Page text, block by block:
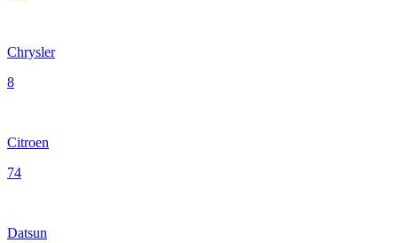
Chrysler
8
Citroen
74
Datsun